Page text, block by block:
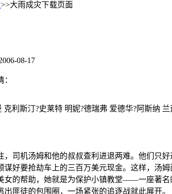
>>大雨成灾下载页面
08-17
克利斯汀?史莱特 明妮?德瑞弗 爱德华?阿斯纳
司机汤姆和他的叔叔查利进退两难。他们只
谋好要抢劫车上的三百万美元现金。这样，汤
女的帮助，她就是为保护小镇教堂——一座著
匪徒的包围圈，一场紧张的追逐战就此展开。